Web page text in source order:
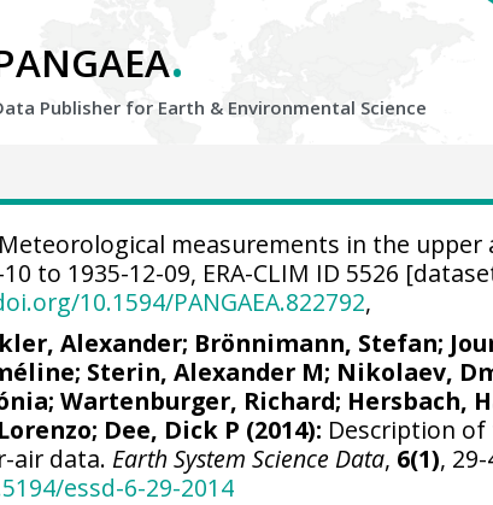
.
Publisher for Earth & Environmental Science
Meteorological measurements in the upper
to 1935-12-09, ERA-CLIM ID 5526
10.1594/PANGAEA.822792,
Alexander; Brönnimann, Stefan;
Sterin, Alexander M; Nikolaev,
; Wartenburger, Richard; Hersbach,
; Dee, Dick P (2014): Description of
air data. Earth System Science Data, 6(1), 29-
essd-6-29-2014